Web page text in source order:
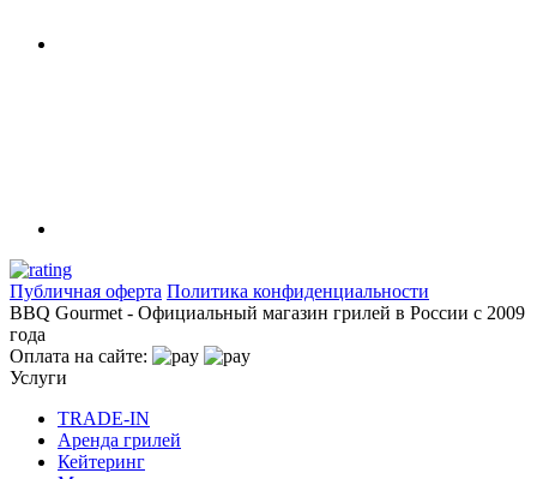
Публичная оферта Политика конфиденциальности
BBQ Gourmet - Официальный магазин грилей в России с 2009
года
Оплата на сайте:
Услуги
TRADE-IN
Аренда грилей
Кейтеринг